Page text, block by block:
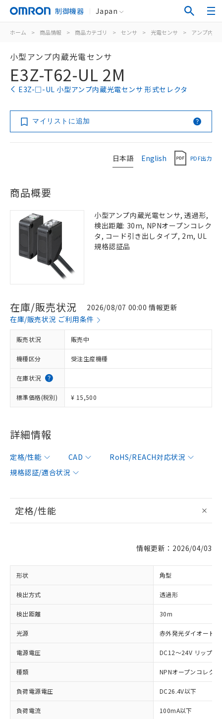
制御機器 Japan
ホーム > 商品情報 > 商品カテゴリ > センサ > 光電センサ > アンプ内蔵
小型アンプ内蔵光電センサ
E3Z-T62-UL 2M
E3Z-□-UL 小型アンプ内蔵光電センサ 形式セレクタ
マイリストに追加
日本語 English PDF出力
商品概要
小型アンプ内蔵光電センサ, 透過形,
検出距離: 30m, NPNオープンコレク
タ, コード引き出しタイプ, 2m, UL
規格認証品
在庫/販売状況
2026/08/07 00:00 情報更新
在庫/販売状況 ご利用条件
販売状況 販売中
機種区分 受注生産機種
在庫状況
標準価格(税別) ¥ 15,500
詳細情報
定格/性能 CAD
RoHS/REACH対応状況
規格認証/適合状況
定格/性能
情報更新：2026/04/03
形状 角型
検出方式 透過形
検出距離 30m
光源 赤外発光ダイオード
電源電圧 DC12～24V リップ
種類 NPNオープンコレクタ
負荷電源電圧 DC26.4V以下
負荷電流 100mA以下